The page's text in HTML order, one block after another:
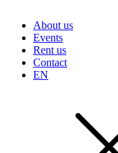
About us
Events
Rent us
Contact
EN